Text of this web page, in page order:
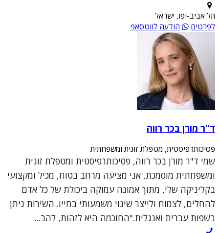
תל אביב-יפו, ישראל
לפרטים
הודעה לווטסאפ
ד"ר מורן בכר רווה
פסיכותרפיסטית, מטפלת זוגית ומשפחתית
שמי ד"ר מורן בכר רווה, פסיכותרפיסטית ומטפלת זוגית
ומשפחתית מוסמכת, אני מציעה מרחב בטוח, מכיל ומקצועי
בקליניקה שלי, מתוך אמונה עמוקה ביכולת של כל אדם
להחלים, לצמוח ולייצר שינוי משמעותי בחייו. השירות ניתן
בשפות עברית ואנגלית."החוכמה היא לזהות, להב...